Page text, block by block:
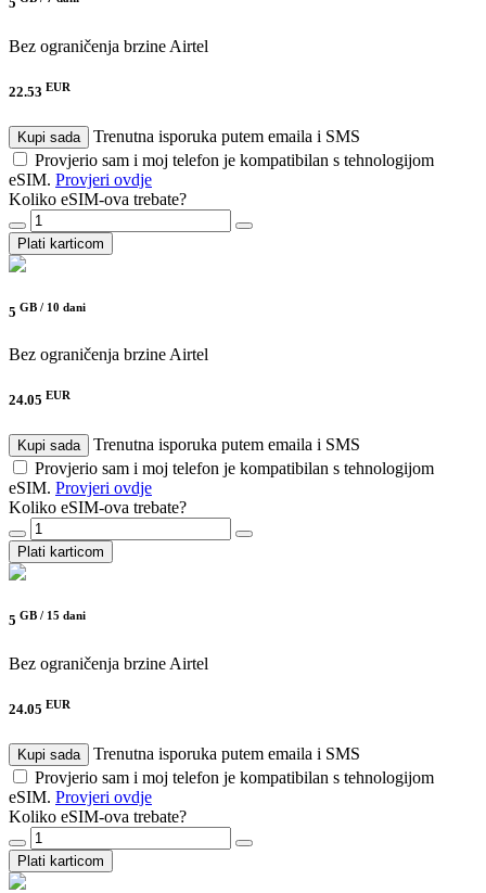
5
Bez ograničenja brzine Airtel
22.53 EUR
Kupi sada
Trenutna isporuka putem emaila i SMS
Provjerio sam i moj telefon je kompatibilan s tehnologijom
eSIM. Provjeri ovdje
Koliko eSIM-ova trebate?
Plati karticom
5 GB / 10 dani
Bez ograničenja brzine Airtel
24.05 EUR
Kupi sada
Trenutna isporuka putem emaila i SMS
Provjerio sam i moj telefon je kompatibilan s tehnologijom
eSIM. Provjeri ovdje
Koliko eSIM-ova trebate?
Plati karticom
5 GB / 15 dani
Bez ograničenja brzine Airtel
24.05 EUR
Kupi sada
Trenutna isporuka putem emaila i SMS
Provjerio sam i moj telefon je kompatibilan s tehnologijom
eSIM. Provjeri ovdje
Koliko eSIM-ova trebate?
Plati karticom